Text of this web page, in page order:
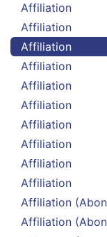
Affiliation
Affiliation
Affiliation
Affiliation
Affiliation
Affiliation
Affiliation
Affiliation
Affiliation
Affiliation
Affiliation
Affiliation